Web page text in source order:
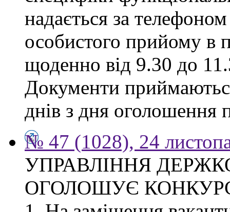
надається за
особистого прийому в
щоденно від 9.30 до
Документи
днів з дня оголошення
№ 47 (1028), 24
УПРАВЛІННЯ
ОГОЛОШУЄ